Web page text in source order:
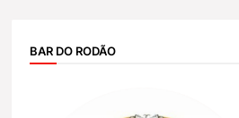
BAR DO RODÃO